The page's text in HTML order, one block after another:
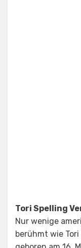
Tori Spelling
Nur wenige
berühmt wie